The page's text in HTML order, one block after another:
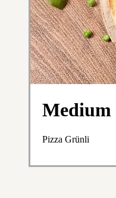
Medium
Pizza Grünli